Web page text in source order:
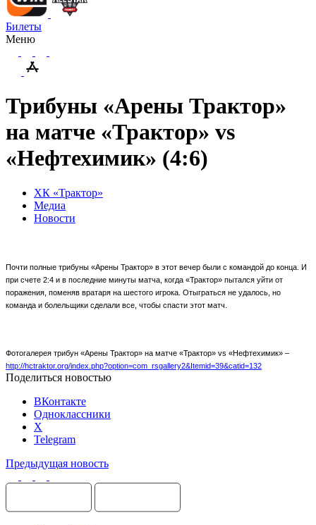
Билеты
Меню
Трибуны «Арены Трактор»
на матче «Трактор» vs
«Нефтехимик» (4:6)
ХК «Трактор»
Медиа
Новости
Почти полные трибуны «Арены Трактор» в этот вечер были с командой до конца. И
при счете 2:4 и в последние минуты матча, когда «Трактор» пытался уйти от
поражения, поменяв вратаря на шестого игрока. Отыграться не удалось, но
команда и болельщики сделали все, чтобы спасти этот матч.
Фотогалерея трибун «Арены Трактор» на матче «Трактор» vs «Нефтехимик» –
http://hctraktor.org/index.php?option=com_rsgallery2&Itemid=39&catid=132
Поделиться новостью
ВКонтакте
Одноклассники
X
Telegram
Предыдущая новость